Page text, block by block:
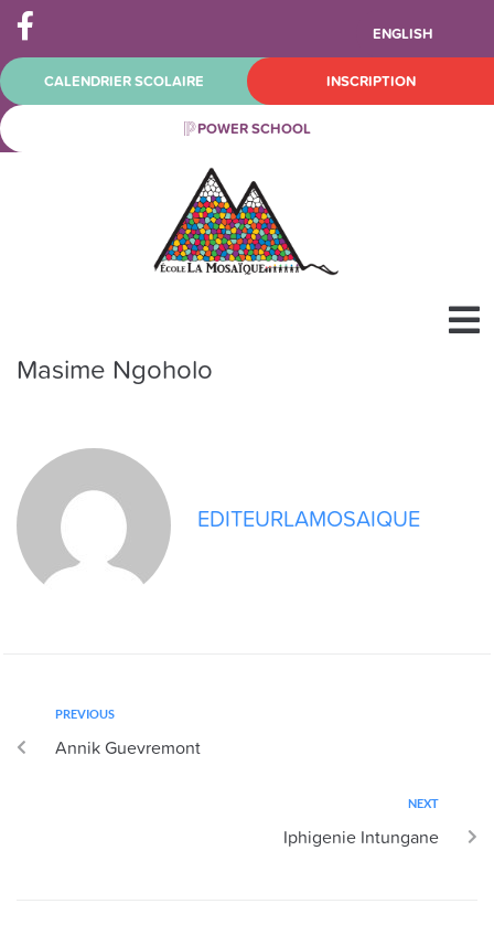
ENGLISH
CALENDRIER SCOLAIRE INSCRIPTION
POWER SCHOOL
Masime Ngoholo
EDITEURLAMOSAIQUE
PREVIOUS
Annik Guevremont
NEXT
Iphigenie Intungane